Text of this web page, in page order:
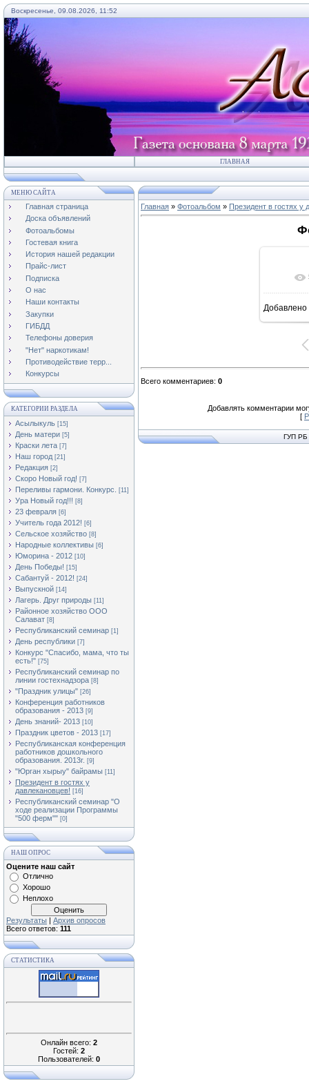
Воскресенье, 09.08.2026, 11:52
ГЛАВНАЯ
МЕНЮ САЙТА
Главная страница
Доска объявлений
Фотоальбомы
Гостевая книга
История нашей редакции
Прайс-лист
Подписка
О нас
Наши контакты
Закупки
ГИБДД
Телефоны доверия
"Нет" наркотикам!
Противодействие терр...
Конкурсы
КАТЕГОРИИ РАЗДЕЛА
Асылыкуль [15]
День матери [5]
Краски лета [7]
Наш город [21]
Редакция [2]
Скоро Новый год! [7]
Переливы гармони. Конкурс. [11]
Ура Новый год!!! [8]
23 февраля [6]
Учитель года 2012! [6]
Сельское хозяйство [8]
Народные коллективы [6]
Юморина - 2012 [10]
День Победы! [15]
Сабантуй - 2012! [24]
Выпускной [14]
Лагерь. Друг природы [11]
Районное хозяйство ООО
Салават [8]
Республиканский семинар [1]
День республики [7]
Конкурс "Спасибо, мама, что ты
есть!" [75]
Республиканский семинар по
линии гостехнадзора [8]
"Праздник улицы" [26]
Конференция работников
образования - 2013 [9]
День знаний- 2013 [10]
Праздник цветов - 2013 [17]
Республиканская конференция
работников дошкольного
образования. 2013г. [9]
"Юрган хырыу" байрамы [11]
Президент в гостях у
давлекановцев! [16]
Республиканский семинар "О
ходе реализации Программы
"500 ферм"" [0]
НАШ ОПРОС
Оцените наш сайт
Отлично
Хорошо
Неплохо
Результаты | Архив опросов
Всего ответов: 111
СТАТИСТИКА
Онлайн всего: 2
Гостей: 2
Пользователей: 0
Главная » Фотоальбом » Президент в гостях у
Добавлено
Всего комментариев: 0
Добавлять комментарии
[
ГУП РБ